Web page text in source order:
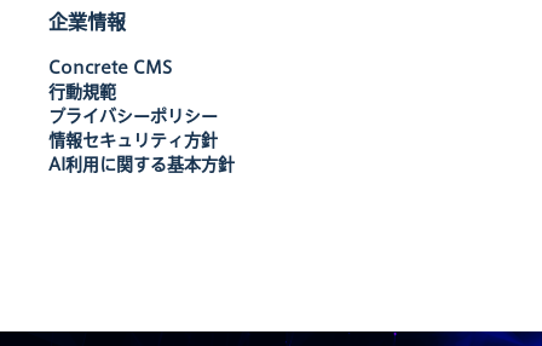
企業情報
Concrete CMS
行動規範
プライバシーポリシー
情報セキュリティ方針
AI利用に関する基本方針